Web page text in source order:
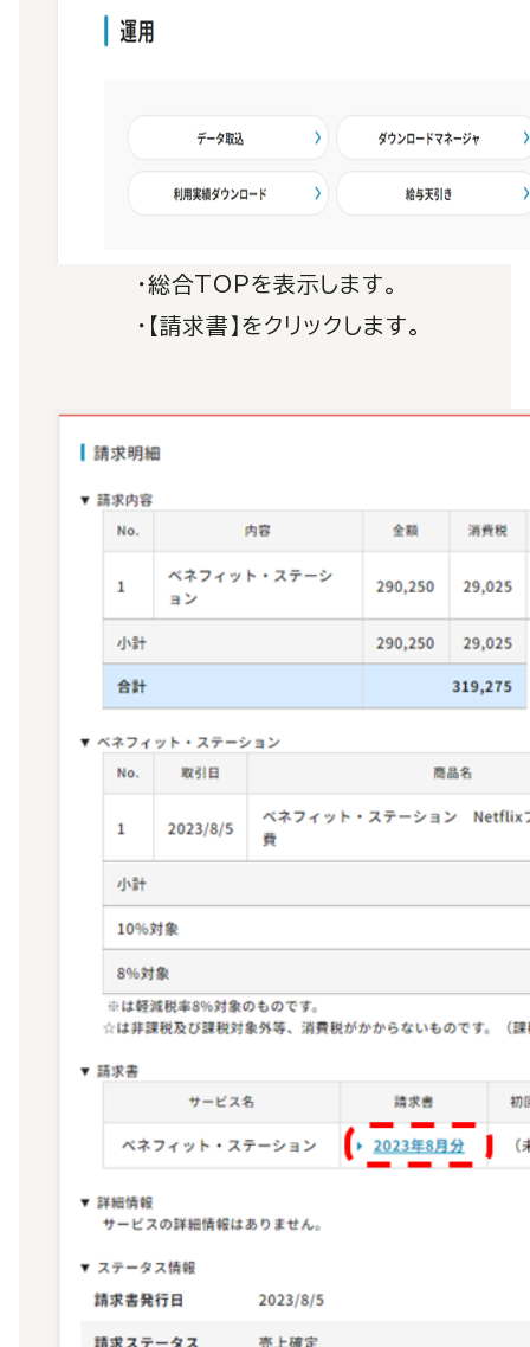
・総合TOPを表示します。
・【請求書】をクリックします。